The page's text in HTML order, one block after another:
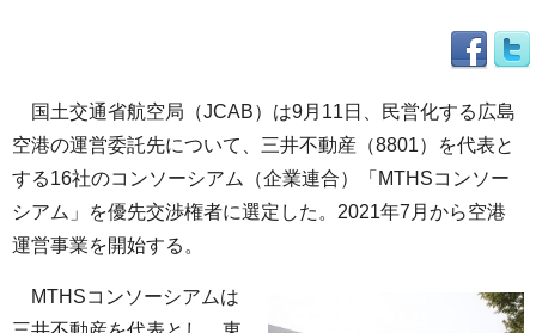
国土交通省航空局（JCAB）は9月11日、民営化する広島
空港の運営委託先について、三井不動産（8801）を代表と
する16社のコンソーシアム（企業連合）「MTHSコンソー
シアム」を優先交渉権者に選定した。2021年7月から空港
運営事業を開始する。
MTHSコンソーシアムは